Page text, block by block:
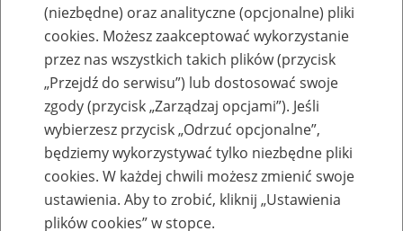
Szkolenia
Zaproś ZUS do siebie: Aktywni 50+
(niezbędne) oraz analityczne (opcjonalne) pliki
cookies. Możesz zaakceptować wykorzystanie
przez nas wszystkich takich plików (przycisk
„Przejdź do serwisu”) lub dostosować swoje
zgody (przycisk „Zarządzaj opcjami”). Jeśli
wybierzesz przycisk „Odrzuć opcjonalne”,
będziemy wykorzystywać tylko niezbędne pliki
cookies. W każdej chwili możesz zmienić swoje
ustawienia. Aby to zrobić, kliknij „Ustawienia
plików cookies” w stopce.